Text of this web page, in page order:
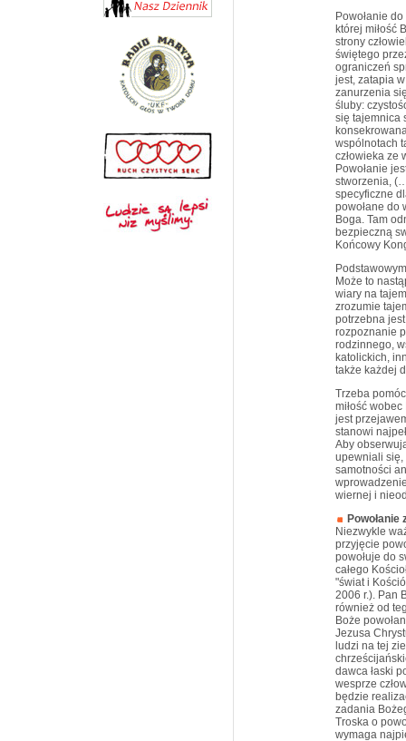
Powołanie
której miłość
strony
świętego
ograniczeń
jest, zatapia
zanurzenia
śluby:
się tajemnica
wspólnotach
człowieka ze
Powołanie
stworzenia,
specyficzne
powołane do
Boga. Tam
bezpieczną
Końcowy
Może to
wiary na
zrozumie
potrzebna
rozpoznanie
rodzinnego,
katolickich,
także każdej
Trzeba
miłość
jest
stanowi
Aby
upewniali się,
samotności
wiernej i
Niezwykle
przyjęcie
powołuje do
całego
"świat i
2006 r.). Pan
również od
Boże
Jezusa
ludzi na tej
dawca łaski
wesprze
będzie
zadania
Troska o
wymaga